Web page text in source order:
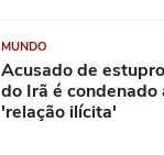
MUNDO
Acusado de
do Irã é
'relação ilícita'